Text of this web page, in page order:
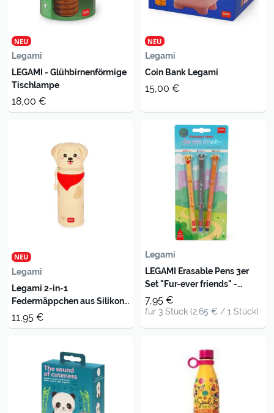
NEU
Legami
LEGAMI - Glühbirnenförmige
Tischlampe
18,00 €
NEU
Legami
Coin Bank Legami
15,00 €
NEU
Legami
Legami 2-in-1
Federmäppchen aus Silikon
- Kawaii - Hund
11,95 €
Legami
LEGAMI Erasable Pens 3er
Set "Fur-ever friends" -
LIMITED EDITION -
7,95 €
für 3 Stück (2,65 € / 1 Stück)